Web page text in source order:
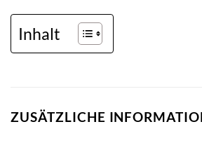
Inhalt
ZUSÄTZLICHE